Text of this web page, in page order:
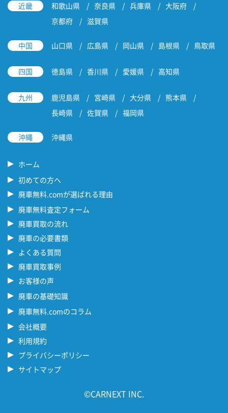
近畿 和歌山県 奈良県 兵庫県
大阪府
京都府
滋賀県
中国 山口県 広島県 岡山県 島根県 鳥取県
四国 徳島県 香川県 愛媛県 高知県
九州 鹿児島県 宮崎県 大分県
熊本県
長崎県
佐賀県 福岡県
沖縄 沖縄県
ホーム
初めての方へ
廃車無料.comが選ばれる理由
廃車無料査定フォーム
廃車買取の流れ
廃車の必要書類
よくある質問
廃車買取事例
お客様の声
廃車の基礎知識
廃車無料.comのコラム
会社概要
利用規約
プライバシーポリシー
サイトマップ
©CARNEXT INC.